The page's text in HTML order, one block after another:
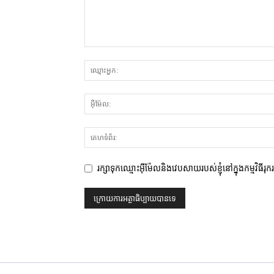
រក្សាទុកឈ្មោះអ៊ីម៉ែលនិងវេបសាយរបស់ខ្ញុំនៅក្នុងកម្មវិធីរុក